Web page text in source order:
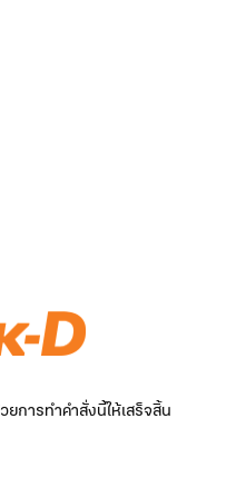
การทำคำสั่งนี้ให้เสร็จสิ้น